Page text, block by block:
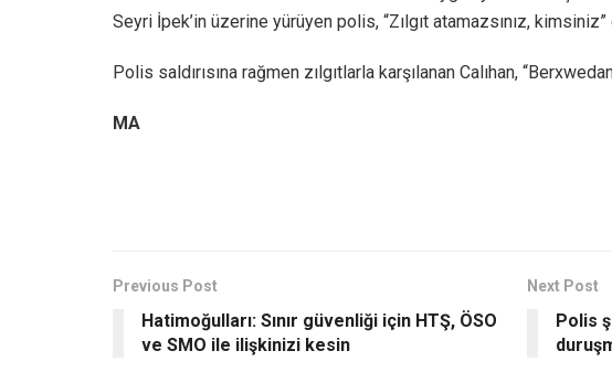
Seyri İpek’in üzerine yürüyen polis, “Zılgıt atamazsınız, kimsiniz”
Polis saldırısına rağmen zılgıtlarla karşılanan Calıhan,
MA
Previous Post
Hatimoğulları: Sınır güvenliği için HTŞ, ÖSO
ve SMO ile ilişkinizi kesin
Next Post
Polis